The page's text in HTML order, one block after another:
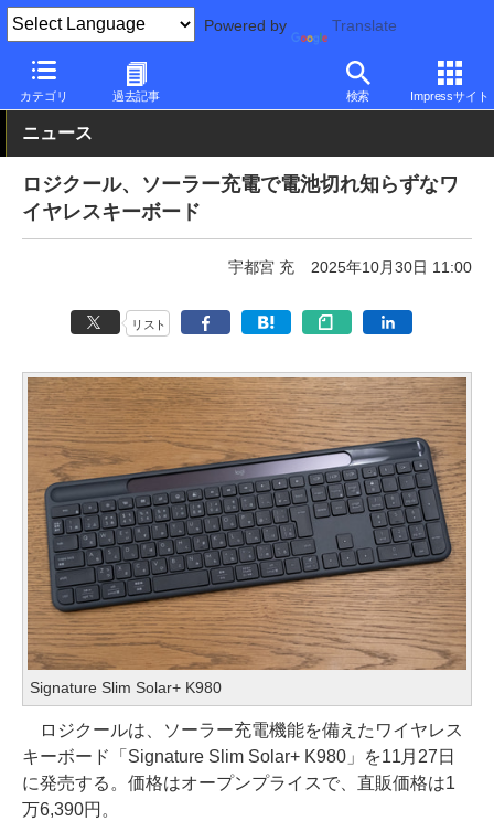
Powered by Translate
カテゴリ 過去記事 検索 Impressサイト
PC Watch 半導体/周辺機器 Bluetooth
ニュース
ロジクール、ソーラー充電で電池切れ知らずなワ
イヤレスキーボード
宇都宮 充 2025年10月30日 11:00
リスト
Signature Slim Solar+ K980
ロジクールは、ソーラー充電機能を備えたワイヤレス
キーボード「Signature Slim Solar+ K980」を11月27日
に発売する。価格はオープンプライスで、直販価格は1
万6,390円。